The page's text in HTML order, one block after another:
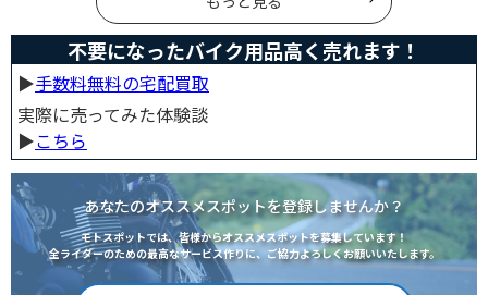
不要になったバイク用品高く売れます！
▶︎手数料無料の宅配買取
実際に売ってみた体験談
▶︎こちら
あなたのオススメスポットを登録しませんか？
モトスポットでは、皆様からオススメスポットを募集しています！
全ライダーのための最高なサービス作りに、ご協力よろしくお願いいたします。